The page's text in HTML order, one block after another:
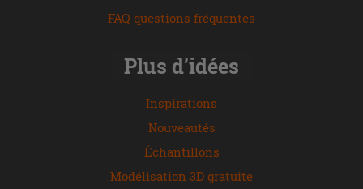
FAQ questions fréquentes
Plus d’idées
Inspirations
Nouveautés
Échantillons
Modélisation 3D gratuite